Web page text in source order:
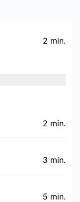
2 min.
2 min.
3 min.
5 min.